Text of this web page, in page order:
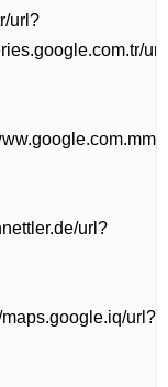
url?
url?
url?